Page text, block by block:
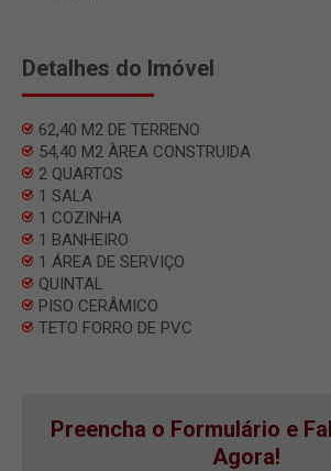
Detalhes do Imóvel
62,40 M2 DE TERRENO
54,40 M2 ÀREA CONSTRUIDA
2 QUARTOS
1 SALA
1 COZINHA
1 BANHEIRO
1 ÁREA DE SERVIÇO
QUINTAL
PISO CERÂMICO
TETO FORRO DE PVC
Preencha o Formulário e
Agora!